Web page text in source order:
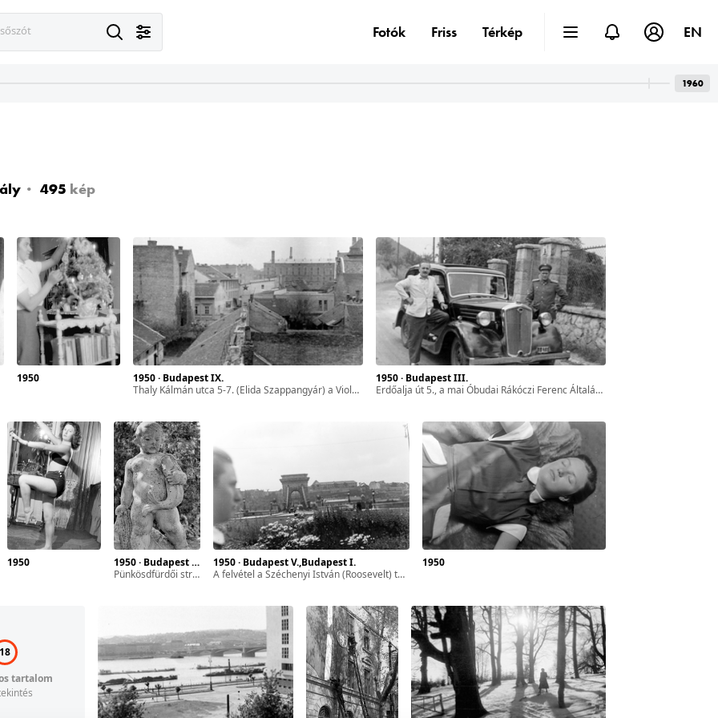
495 kép
1950
1950 · Budapest IX.
Thaly Kálmán utca 5-7. (Elida Szappangyár) a Viola utca felől fotózva. Jobbra a Mester utcai Szent István Közgazdasági Szakközépiskola és Kollégium, háttérben a Lenhossék utcai Palma Gumigyár azóta lebontott épülete.
1950 · Budapest III.
Erdőalja út 5., a mai Óbudai Rákóczi Ferenc Általános iskola előtt áll a Wolseley 18/85 típusú személygépkocsi.
1950
1950 · Budapest III.
Pünkösdfürdői strand, Puttó halakkal című szobor.
1950 · Budapest V.,Budapest I.
a felvétel a Széchenyi István (Roosevelt) téren készült, szemben a Széchenyi Lánchíd, jobbra távolabb a budai Várban a Várszínház és az egykori Karmelita kolostor épülete.
1950
18
tartalom
Fotók Friss Térkép EN
1960